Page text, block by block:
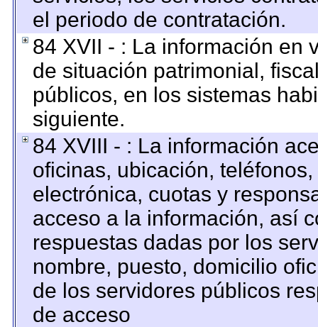
el periodo de contratación.
84 XVII - : La información en
de situación patrimonial,
públicos, en los sistemas
siguiente.
84 XVIII - : La información
oficinas, ubicación,
electrónica, cuotas y
acceso a la información, así
respuestas dadas por los
nombre, puesto, domicilio
de los servidores públicos
de acceso